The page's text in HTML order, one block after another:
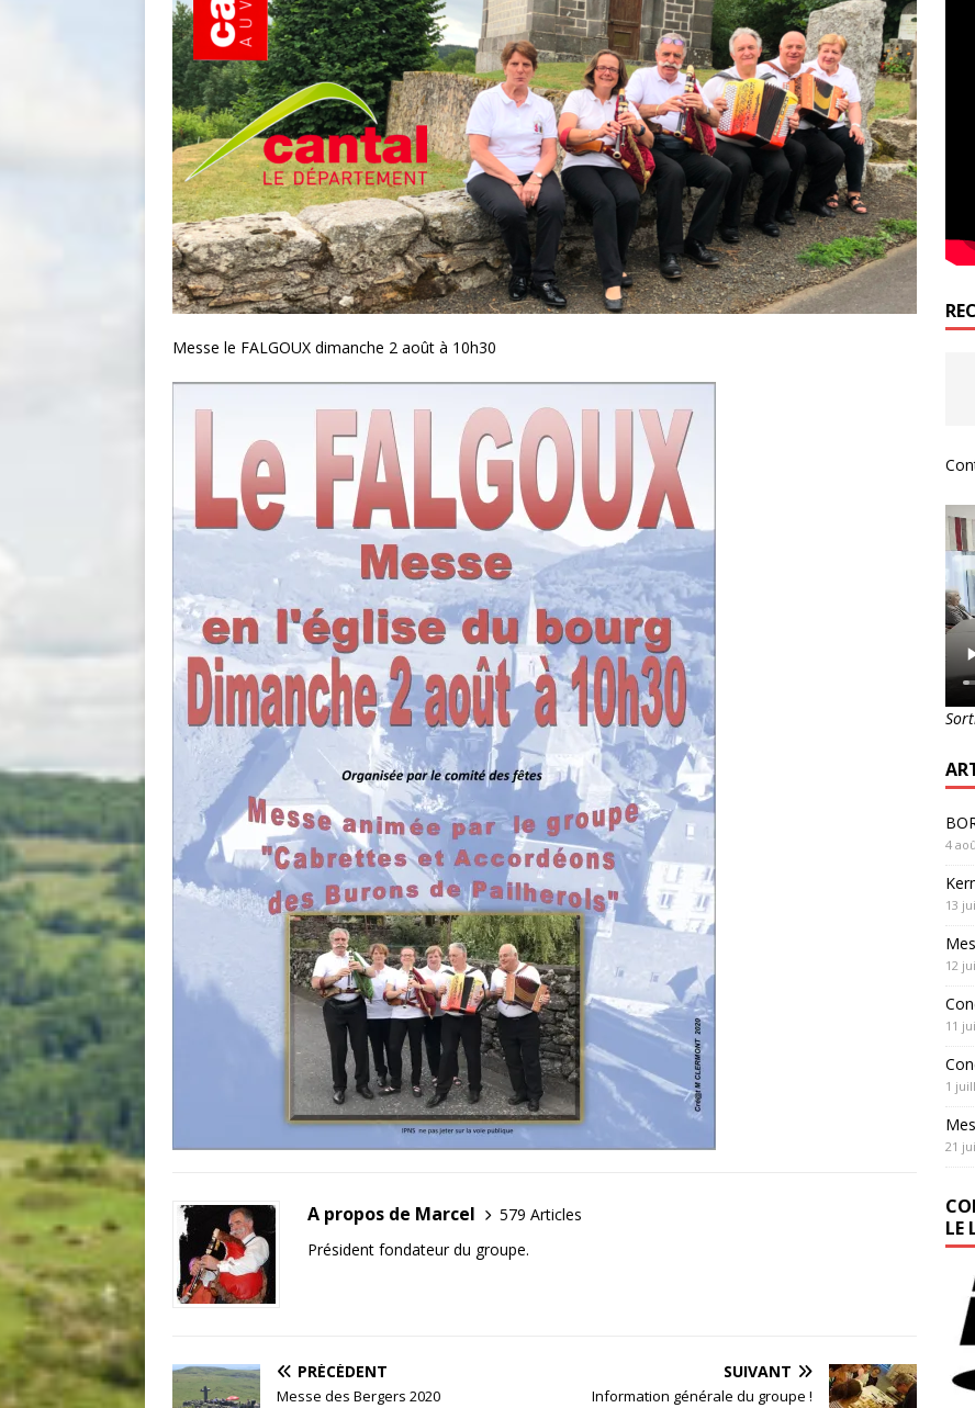
Messe le FALGOUX dimanche 2 août à 10h30
A propos de Marcel
579 Articles
Président fondateur du groupe.
PRÉCÉDENT
Messe des Bergers 2020
SUIVANT
Information générale du groupe !
4
13
12
11
1
21
LE